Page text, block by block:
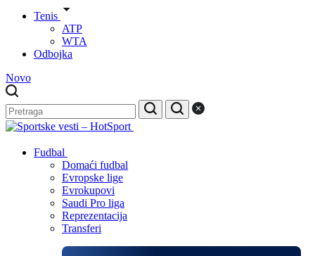
Tenis
ATP
WTA
Odbojka
Novo
Fudbal
Domaći fudbal
Evropske lige
Evrokupovi
Saudi Pro liga
Reprezentacija
Transferi